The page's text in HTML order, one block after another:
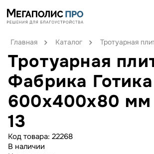
Главная Каталог Тротуарная
Тротуарная
Фабрика Готика
600х400х80 мм
13
Код товара: 22268
В наличии